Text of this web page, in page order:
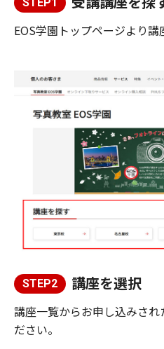
EOS学園トップページより講
STEP2 講座を選択
講座一覧からお申し込みさ
ださい。